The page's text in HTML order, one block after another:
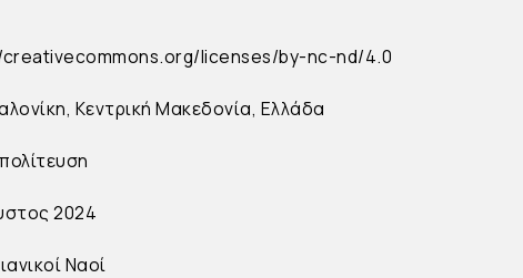
licenses/by-nc-nd/4.0
Κεντρική Μακεδονία, Ελλάδα
2024
Ναοί